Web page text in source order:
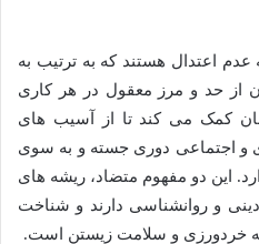
اعتدال هستند که به ترتیب به
از حد و مرز معقول در هر کاری
کمک می کند تا از آسیب های
و اجتماعی دوری جسته و به سوی
این دو مفهوم متضاد، ریشه های
و روانشناسی دارند و شناخت
به خردورزی و سلامت زیستن است.